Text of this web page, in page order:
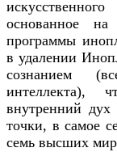
основанное
программы
в удалении
сознанием
интеллекта),
внутренний
точки, в самое
семь высших